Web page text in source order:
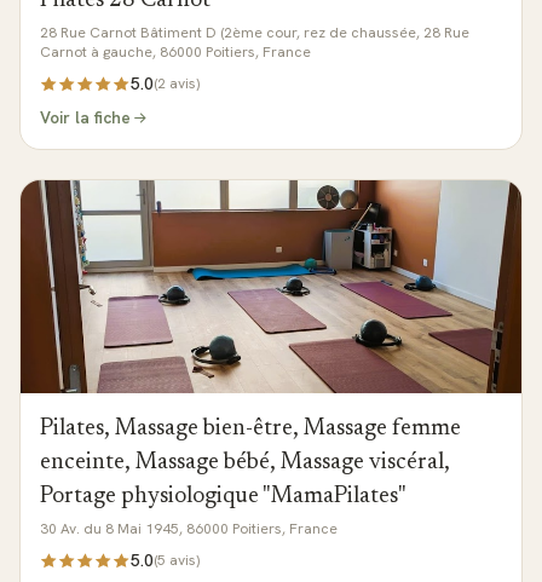
28 Rue Carnot Bâtiment D (2ème cour, rez de chaussée, 28 Rue
Carnot à gauche, 86000 Poitiers, France
5.0(2 avis)
Voir la fiche
Pilates, Massage bien-être, Massage femme
enceinte, Massage bébé, Massage viscéral,
Portage physiologique "MamaPilates"
30 Av. du 8 Mai 1945, 86000 Poitiers, France
5.0(5 avis)